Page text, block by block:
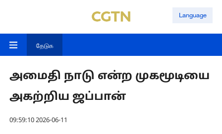
Language
தேடுக
அமைதி நாடு என்ற முகமூடியை
அகற்றிய ஜப்பான்
09:59:10 2026-06-11